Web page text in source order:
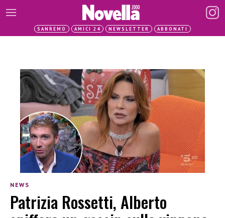
SANREMO AMICI 24 NEWSLETTER ABBONATI
NEWS
Patrizia Rossetti, Alberto